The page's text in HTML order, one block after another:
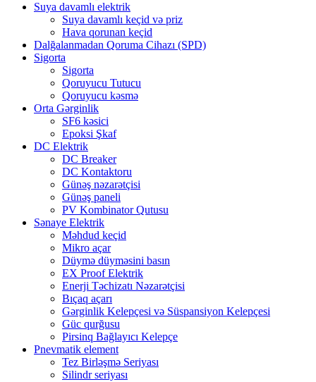
Suya davamlı elektrik
Suya davamlı keçid və priz
Hava qorunan keçid
Dalğalanmadan Qoruma Cihazı (SPD)
Sigorta
Sigorta
Qoruyucu Tutucu
Qoruyucu kəsmə
Orta Gərginlik
SF6 kəsici
Epoksi Şkaf
DC Elektrik
DC Breaker
DC Kontaktoru
Günəş nəzarətçisi
Günəş paneli
PV Kombinator Qutusu
Sənaye Elektrik
Məhdud keçid
Mikro açar
Düymə düyməsini basın
EX Proof Elektrik
Enerji Təchizatı Nəzarətçisi
Bıçaq açarı
Gərginlik Kelepçesi və Süspansiyon Kelepçesi
Güc qurğusu
Pirsinq Bağlayıcı Kelepçe
Pnevmatik element
Tez Birləşmə Seriyası
Silindr seriyası